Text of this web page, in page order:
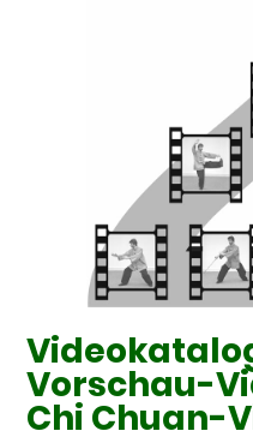
Vorschau-
Chi Chuan-